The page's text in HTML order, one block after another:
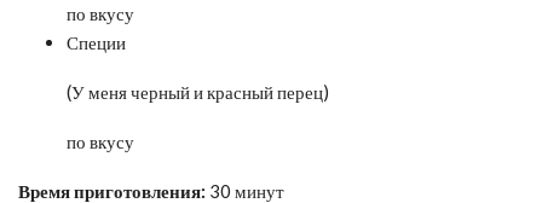
по вкусу
Специи
(У меня черный и красный перец)
по вкусу
Время приготовления: 30 минут